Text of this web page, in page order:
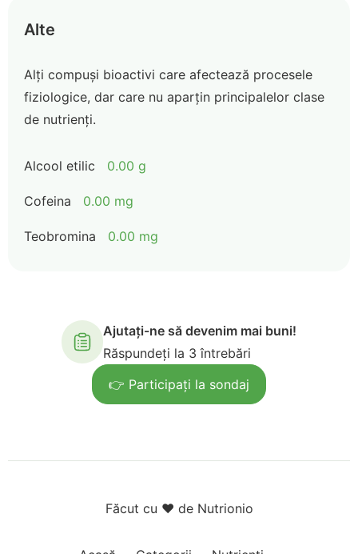
Alte
Alți compuși bioactivi care afectează procesele
fiziologice, dar care nu aparțin principalelor clase
de nutrienți.
Alcool etilic 0.00 g
Cofeina 0.00 mg
Teobromina 0.00 mg
Ajutați-ne să devenim mai buni!
Răspundeți la 3 întrebări
👉 Participați la sondaj
Făcut cu ❤️ de Nutrionio